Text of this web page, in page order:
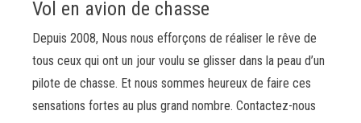
Vol en avion de chasse
Depuis 2008, Nous nous efforçons de réaliser le rêve de
tous ceux qui ont un jour voulu se glisser dans la peau d’un
pilote de chasse. Et nous sommes heureux de faire ces
sensations fortes au plus grand nombre. Contactez-nous